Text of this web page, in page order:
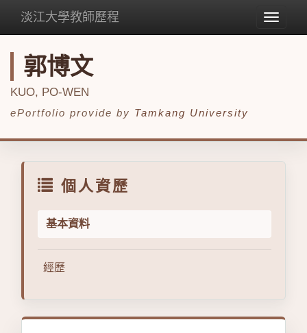
Toggle
淡江大學教師歷程
郭博文
KUO, PO-WEN
ePortfolio provide by Tamkang University
個人資歷
基本資料
經歷